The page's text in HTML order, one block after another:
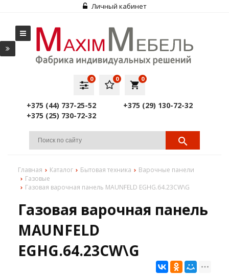
Личный кабинет
local_grocery_store
0
0
0
+375 (44) 737-25-52
+375 (29) 130-72-32
+375 (25) 730-72-32
Главная Каталог Бытовая техника
Варочные панели
Газовые
Газовая варочная панель MAUNFELD EGHG.64.23CW\G
Газовая варочная панель
MAUNFELD
EGHG.64.23CW\G